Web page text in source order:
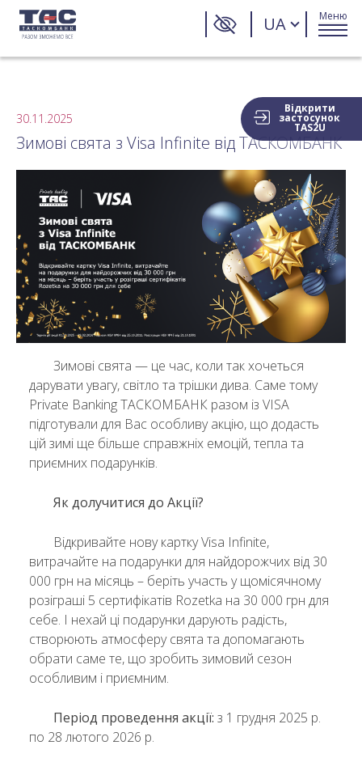
UA Меню
Відкрити
застосунок
TAS2U
30.11.2025
Зимові свята з Visa Infinite від ТАСКОМБАНК
Зимові свята — це час, коли так хочеться
дарувати увагу, світло та трішки дива. Саме тому
Private Banking ТАСКОМБАНК разом із VISA
підготували для Вас особливу акцію, що додасть
цій зимі ще більше справжніх емоцій, тепла та
приємних подарунків.
Як долучитися до Акції?
Відкривайте нову картку Visa Infinite,
витрачайте на подарунки для найдорожчих від 30
000 грн на місяць – беріть участь у щомісячному
розіграші 5 сертифікатів Rozetka на 30 000 грн для
себе. І нехай ці подарунки дарують радість,
створюють атмосферу свята та допомагають
обрати саме те, що зробить зимовий сезон
особливим і приємним.
Період проведення акції: з 1 грудня 2025 р.
по 28 лютого 2026 р.